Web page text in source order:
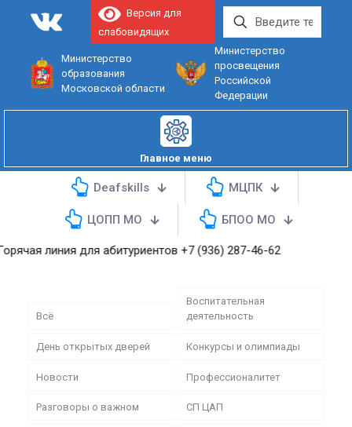
Министерство
образования
Московской области
Министерство
просвещения
Российской
Федерации
Версия для
слабовидящих
Главное меню
Deafskills МЦПК
ЦОПП МО БПОО МО
линия для абитуриентов+7 (936) 287-46-62
Всё
Воспитательная
деятельность
День открытых дверей Конкурсы и олимпиады
Новости Профессионалитет
Разговоры о важном СП ЦАП